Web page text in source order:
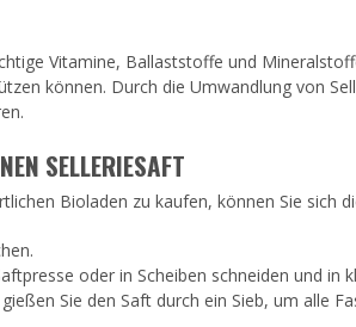
Vitamine, Ballaststoffe und
können. Durch die Umwandlung von
SELLERIESAFT
Bioladen zu kaufen, können Sie sich
oder in Scheiben schneiden und in
Sie den Saft durch ein Sieb, um alle